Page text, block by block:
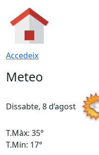
Accedeix
Meteo
Dissabte, 8 d’agost
T.Màx: 35°
T.Min: 17°